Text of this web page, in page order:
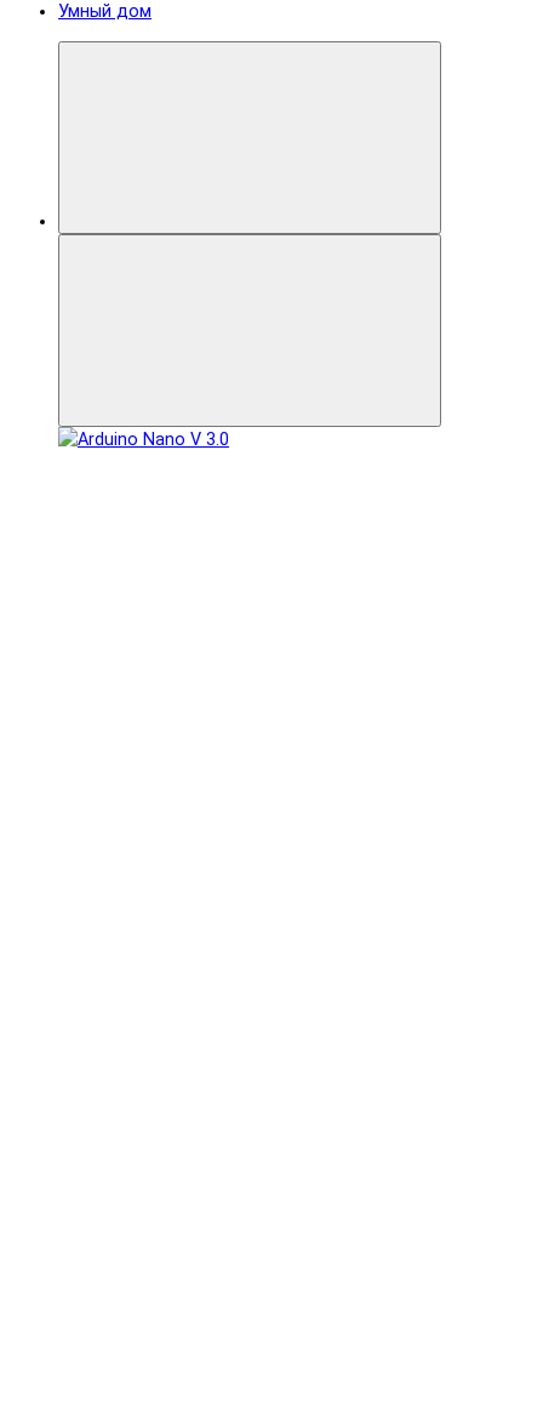
Умный дом